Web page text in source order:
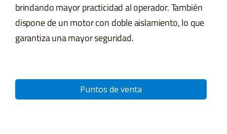
brindando mayor practicidad al operador. También
dispone de un motor con doble aislamiento, lo que
garantiza una mayor seguridad.
Puntos de venta